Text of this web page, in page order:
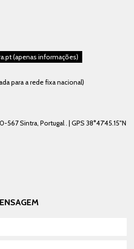
(apenas informações)
para a rede fixa nacional)
567 Sintra, Portugal . | GPS 38°47'45.15"N